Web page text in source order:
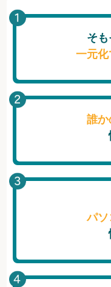
そも
一元
誰か
パソ